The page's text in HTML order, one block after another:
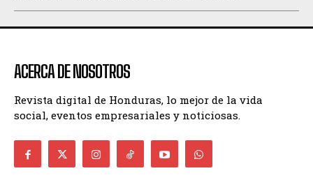
ACERCA DE NOSOTROS
Revista digital de Honduras, lo mejor de la vida
social, eventos empresariales y noticiosas.